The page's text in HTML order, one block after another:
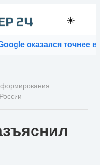
☀️
точнее врачей
формирования